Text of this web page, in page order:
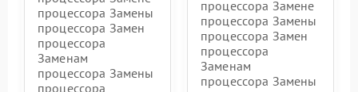
процессора Замены
процессора Замен
процессора
Заменам
процессора Замены
процессора
процессора Замене
процессора Замены
процессора Замен
процессора
Заменам
процессора Замены